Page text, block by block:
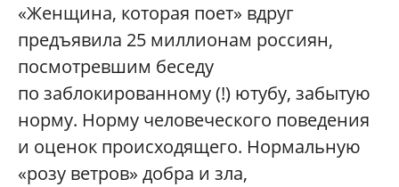
«Женщина, которая поет» вдруг
предъявила 25 миллионам россиян,
посмотревшим беседу
по заблокированному (!) ютубу, забытую
норму. Норму человеческого поведения
и оценок происходящего. Нормальную
«розу ветров» добра и зла,